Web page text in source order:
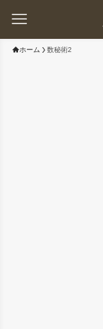
ホーム 数秘術2